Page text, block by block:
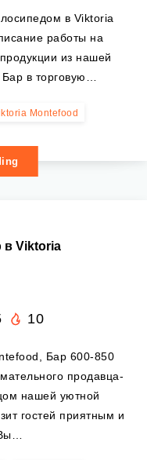
в Viktoria
работы на
из нашей
в торговую…
Montefood
в Viktoria
10
Бар 600-850
продавца-
нашей уютной
гостей приятным и